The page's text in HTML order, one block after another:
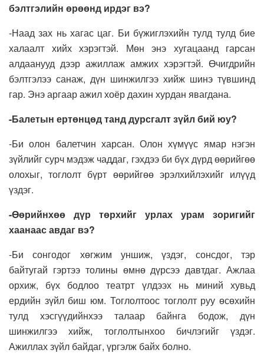
бэлтгэлийн өрөөнд ирдэг вэ?
-Наад зах нь хагас цаг. Би бүжиглэхийн тулд тулд бие
халаалт хийх хэрэгтэй. Мөн энэ хугацаанд гарсан
алдаанууд дээр ажиллаж амжих хэрэгтэй. Өчигдрийн
бэлтгэлээ санаж, дүн шинжилгээ хийж шинэ түвшинд
гар. Энэ аргаар ажил хоёр дахин хурдан явагдана.
-Балетын ертөнцөд танд дурсгалт зүйл бий юу?
-Би олон балетчин харсан. Олон хүмүүс ямар нэгэн
зүйлийг сурч мэдэж чаддаг, гэхдээ би бүх дүрд өөрийгөө
олохыг, тоглолт бүрт өөрийгөө эрэлхийлэхийг илүүд
үздэг.
-Өөрийнхөө дүр төрхийг урлах урам зоригийг
хаанаас авдаг вэ?
-Би сонгодог хөгжим уншиж, үздэг, сонсдог, тэр
байтугай гэртээ толины өмнө дүрсээ давтдаг. Ажлаа
орхиж, бүх бодлоо театрт үлдээх нь миний хувьд
ердийн зүйл биш юм. Тоглолтоос тоглолт руу өсөхийн
тулд хэсгүүдийнхээ талаар байнга бодож, дүн
шинжилгээ хийж, тоглолтынхоо бичлэгийг үздэг.
Ажиллах зүйл байдаг, үргэлж байх болно.